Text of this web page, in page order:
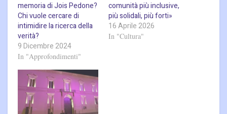
memoria di Jois Pedone?
Chi vuole cercare di
intimidire la ricerca della
verità?
9 Dicembre 2024
In "Approfondimenti"
comunità più inclusive,
più solidali, più forti»
16 Aprile 2026
In "Cultura"